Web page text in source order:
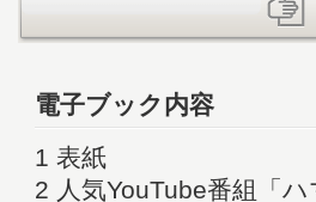
電子ブック内容
1 表紙
2 人気YouTube番組「